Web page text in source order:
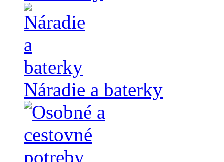
Náradie a baterky